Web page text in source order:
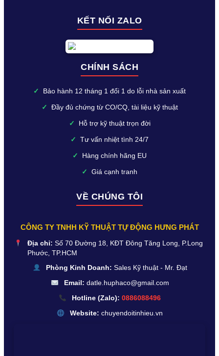
KẾT NỐI ZALO
CHÍNH SÁCH
✓ Bảo hành 12 tháng 1 đổi 1 do lỗi nhà sản xuất
✓ Đầy đủ chứng từ CO/CQ, tài liệu kỹ thuật
✓ Hỗ trợ kỹ thuật trọn đời
✓ Tư vấn nhiệt tình 24/7
✓ Hàng chính hãng EU
✓ Giá cạnh tranh
VỀ CHÚNG TÔI
CÔNG TY TNHH KỸ THUẬT TỰ ĐỘNG HƯNG PHÁT
Địa chỉ: Số 70 Đường 18, KĐT Đông Tăng Long, P.Long
Phước, TP.HCM
Phòng Kinh Doanh: Sales Kỹ thuật - Mr. Đạt
Email: datle.huphaco@gmail.com
Hotline (Zalo): 0886088496
Website: chuyendoitinhieu.vn